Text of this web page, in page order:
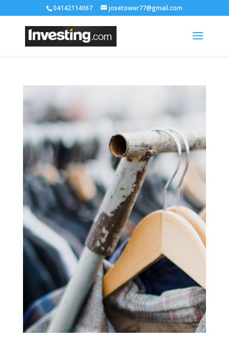
04142114067 josetower77@gmail.com